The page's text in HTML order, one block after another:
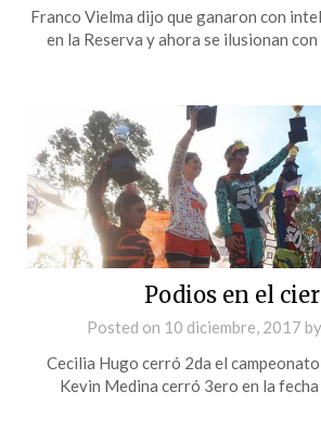
Franco Vielma dijo que ganaron con
en la Reserva y ahora se ilusionan
Podios en el
Posted on 10 diciembre, 2017 by
Cecilia Hugo cerró 2da el
Kevin Medina cerró 3ero en la